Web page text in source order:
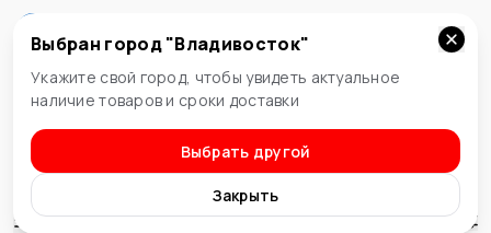
Владивосток
Выбран город "Владивосток"
Укажите свой город, чтобы увидеть актуальное
наличие товаров и сроки доставки
Выбрать другой
Закрыть
Электрический крепеж и прокладка
Кабель-канал
Сортировка